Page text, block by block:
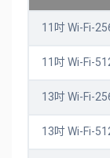
11吋 Wi-Fi-
11吋 Wi-Fi-
13吋 Wi-Fi-
13吋 Wi-Fi-